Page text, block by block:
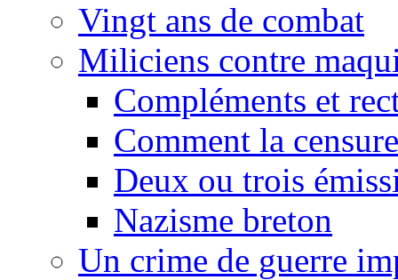
Vingt ans de combat
Miliciens contre
Compléments et
Comment la
Deux ou trois
Nazisme breton
Un crime de guerre